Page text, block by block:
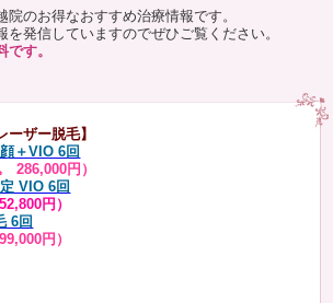
院のお得なおすすめ治療情報です。
を発信していますのでぜひご覧ください。
す。
ーザー脱毛】
＋VIO 6回
286,000円）
VIO 6回
円）
6回
円）